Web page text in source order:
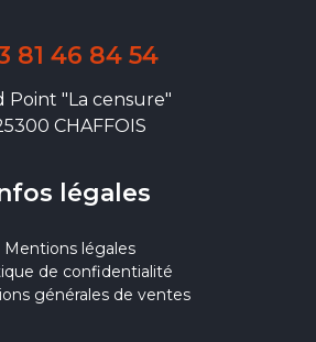
81 46 84 54
Point "La censure"
CHAFFOIS
légales
Mentions légales
de confidentialité
générales de ventes